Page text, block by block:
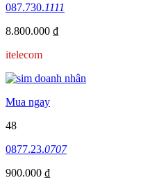
087.730.1111
8.800.000 ₫
itelecom
Mua ngay
48
0877.23.0707
900.000 ₫